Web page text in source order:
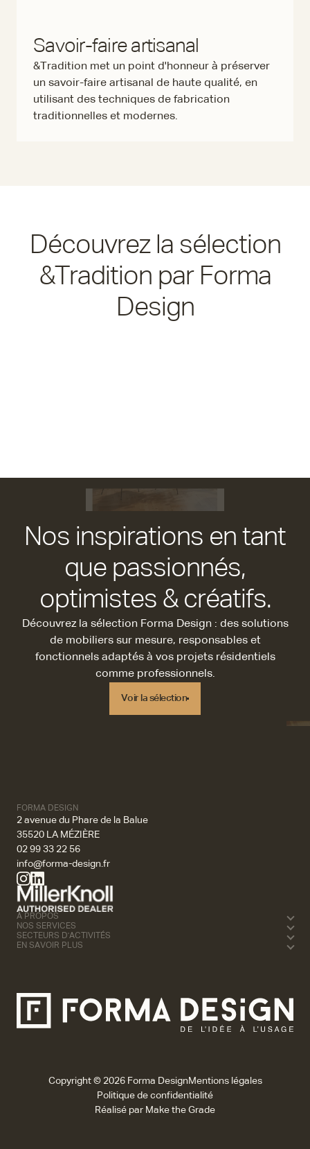
Savoir-faire artisanal
&Tradition met un point d'honneur à préserver
un savoir-faire artisanal de haute qualité, en
utilisant des techniques de fabrication
traditionnelles et modernes.
Découvrez la sélection
&Tradition par Forma
Design
Nos inspirations en tant
que passionnés,
optimistes & créatifs.
Découvrez la sélection Forma Design : des solutions
de mobiliers sur mesure, responsables et
fonctionnels adaptés à vos projets résidentiels
comme professionnels.
Voir la sélection
Voir la sélection
FORMA DESIGN
2 avenue du Phare de la Balue
35520 LA MÉZIÈRE
02 99 33 22 56
info@forma-design.fr
À PROPOS
NOS SERVICES
SECTEURS D'ACTIVITÉS
EN SAVOIR PLUS
Copyright © 2026 Forma Design Mentions légales
Politique de confidentialité
Réalisé par Make the Grade